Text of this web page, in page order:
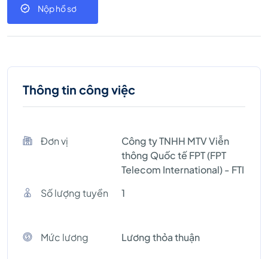
Nộp hồ sơ
Thông tin công việc
Đơn vị
Công ty TNHH MTV Viễn
thông Quốc tế FPT (FPT
Telecom International) - FTI
Số lượng tuyền
1
Mức lương Lương thỏa thuận